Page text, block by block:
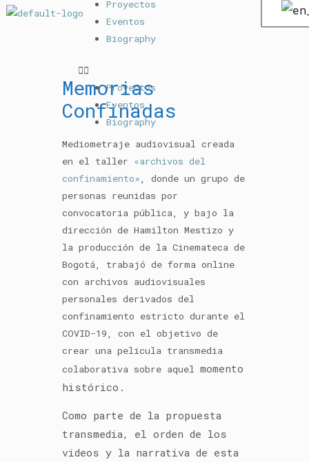
Proyectos
Eventos
Biography
Proyectos
Eventos
Biography
Memorias
Confinadas
Mediometraje audiovisual creada
en el taller «archivos del
confinamiento», donde un grupo de
personas reunidas por
convocatoria pública, y bajo la
dirección de Hamilton Mestizo y
la producción de la Cinemateca de
Bogotá, trabajó de forma online
con archivos audiovisuales
personales derivados del
confinamiento estricto durante el
COVID-19, con el objetivo de
crear una película transmedia
colaborativa sobre aquel momento
histórico.
Como parte de la propuesta
transmedia, el orden de los
videos y la narrativa de esta